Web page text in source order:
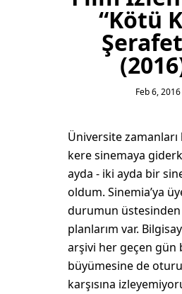
“Kötü
Feb 6, 2016
Üniversite
kere sinemaya
ayda - iki ayda bir
oldum. Sinemia’ya
durumun
planlarım var.
arşivi her geçen gün
büyümesine de
karşısına